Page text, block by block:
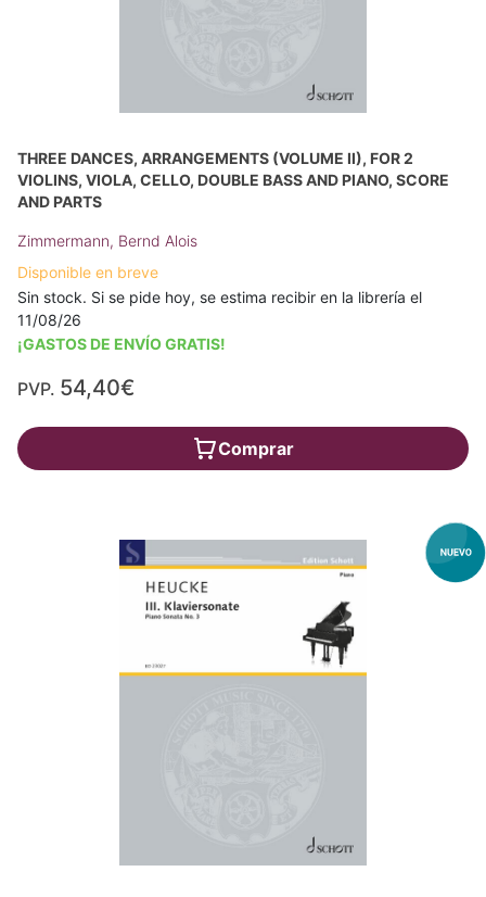
THREE DANCES, ARRANGEMENTS (VOLUME II), FOR 2
VIOLINS, VIOLA, CELLO, DOUBLE BASS AND PIANO, SCORE
AND PARTS
Zimmermann, Bernd Alois
Disponible en breve
Sin stock. Si se pide hoy, se estima recibir en la librería el
11/08/26
¡GASTOS DE ENVÍO GRATIS!
PVP. 54,40€
Comprar